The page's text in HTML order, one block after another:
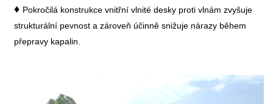
♦ Pokročilá konstrukce vnitřní vlnité desky proti vlnám zvyšuje
strukturální pevnost a zároveň účinně snižuje nárazy během
přepravy kapalin.